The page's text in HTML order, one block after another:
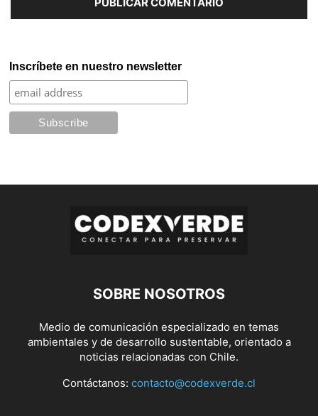
Inscríbete en nuestro newsletter
SOBRE NOSOTROS
Medio de comunicación especializado en temas
ambientales y de desarrollo sustentable, orientado a
noticias relacionadas con Chile.
Contáctanos: contacto@codexverde.cl